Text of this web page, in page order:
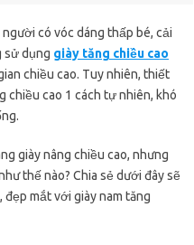
có vóc dáng thấp bé, cải
sử dụng giày tăng chiều cao
chiều cao. Tuy nhiên, thiết
chiều cao 1 cách tự nhiên, khó
giày nâng chiều cao, nhưng
thế nào? Chia sẻ dưới đây sẽ
mắt với giày nam tăng